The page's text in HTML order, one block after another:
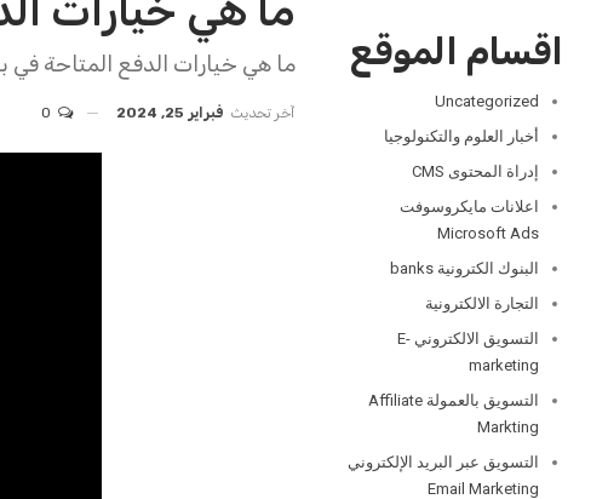
ما هي خيارات الدفع المتاحة في
آخر تحديث فبراير 25, 2024
اقسام الموقع
Uncategorized
أخبار العلوم والتكنولوجيا
إدراة المحتوى CMS
اعلانات مايكروسوفت
Microsoft Ads
البنوك الكترونية banks
التجارة الالكترونية
التسويق الالكتروني E-
marketing
التسويق بالعمولة Affiliate
Markting
التسويق عبر البريد الإلكتروني
Email Marketing